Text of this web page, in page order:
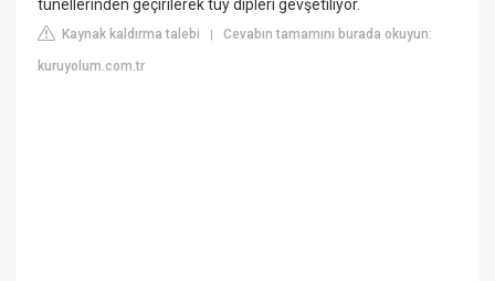
tünellerinden geçirilerek tüy dipleri gevşetiliyor.
Kaynak kaldırma talebi |Cevabın tamamını burada okuyun:
kuruyolum.com.tr